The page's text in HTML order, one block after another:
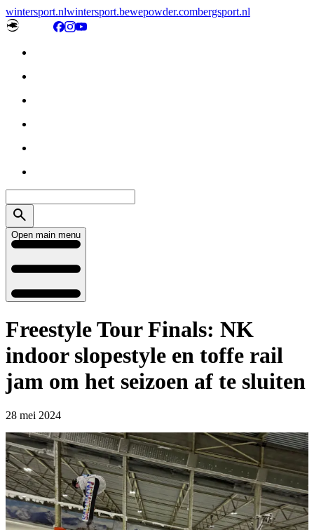
wintersport.nlwintersport.bewepowder.combergsport.nl
Open main menu
Freestyle Tour Finals: NK
indoor slopestyle en toffe rail
jam om het seizoen af te sluiten
28 mei 2024